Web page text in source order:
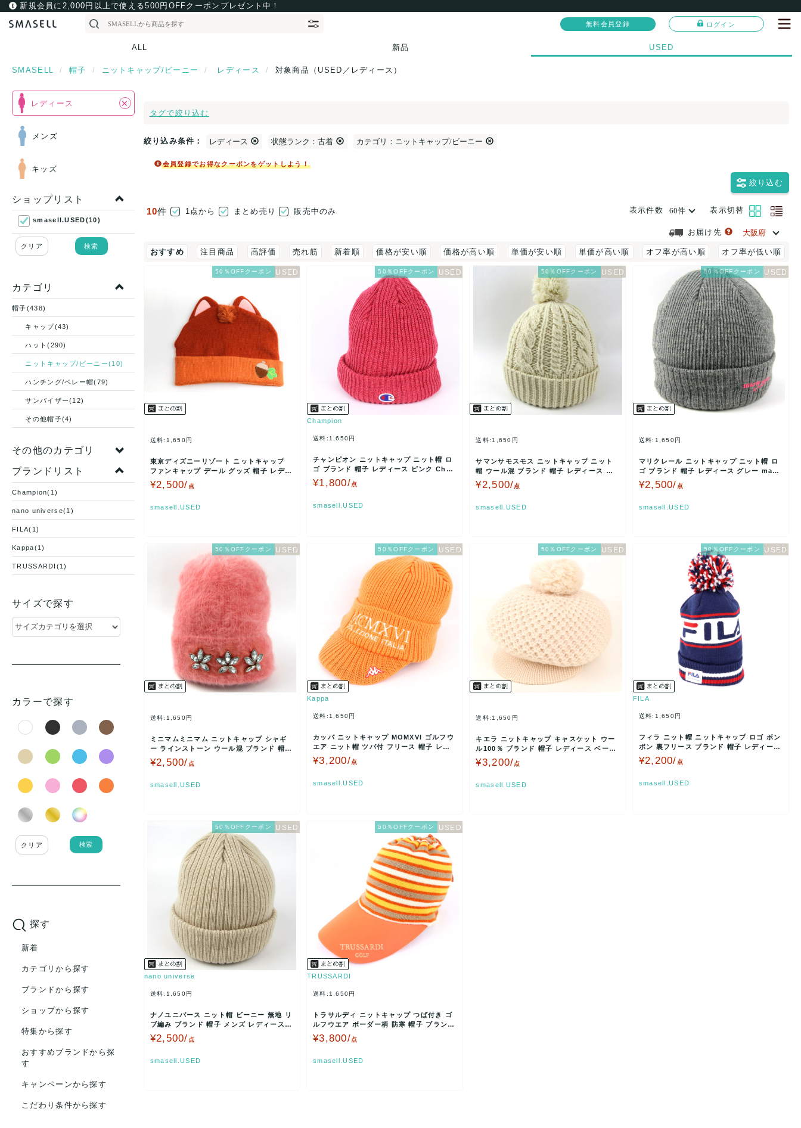
新規会員に2,000円以上で使える500円OFFクーポンプレゼント中！
無料会員登録 ログイン
ALL 新品 USED
SMASELL 帽子 ニットキャップ/ビーニー レディース 対象商品（USED／レディース）
レディース ×
メンズ
キッズ
ショップリスト
smasell.USED(10)
クリア 検索
カテゴリ
帽子(438)
キャップ(43)
ハット(290)
ニットキャップ/ビーニー(10)
ハンチング/ベレー帽(79)
サンバイザー(12)
その他帽子(4)
その他のカテゴリ
ブランドリスト
Champion(1)
nano universe(1)
FILA(1)
Kappa(1)
TRUSSARDI(1)
サイズで探す
カラーで探す
クリア 検索
探す
新着
カテゴリから探す
ブランドから探す
ショップから探す
特集から探す
おすすめブランドから探
す
キャンペーンから探す
こだわり条件から探す
タグで絞り込む
絞り込み条件： レディース 状態ランク：古着 カテゴリ：ニットキャップ/ビーニー
会員登録でお得なクーポンをゲットしよう！
絞り込む
10件 1点から まとめ売り 販売中のみ 表示件数 表示切替
お届け先
おすすめ 注目商品 高評価 売れ筋 新着順 価格が安い順 価格が高い順 単価が安い順 単価が高い順 オフ率が高い順 オフ率が低い順
50％OFFクーポン
送料:1,650円
東京ディズニーリゾート ニットキャップ
ファンキャップ デール グッズ 帽子 レディ
ース 58サイズ…
¥2,500/ 点
smasell.USED
50％OFFクーポン
Champion
送料:1,650円
チャンピオン ニットキャップ ニット帽 ロ
ゴ ブランド 帽子 レディース ピンク Cha
mpion …
¥1,800/点
smasell.USED
50％OFFクーポン
送料:1,650円
サマンサモスモス ニットキャップ ニット
帽 ウール混 ブランド 帽子 レディース ア
イボリー SM2…
¥2,500/点
smasell.USED
50％OFFクーポン
送料:1,650円
マリクレール ニットキャップ ニット帽 ロ
ゴ ブランド 帽子 レディース グレー mari
clair…
¥2,500/ 点
smasell.USED
50％OFFクーポン
送料:1,650円
ミニマムミニマム ニットキャップ シャギ
ー ラインストーン ウール混 ブランド 帽子
レディース ピ…
¥2,500/ 点
smasell.USED
50％OFFクーポン
Kappa
送料:1,650円
カッパ ニットキャップ MOMXVI ゴルフウ
エア ニット帽 ツバ付 フリース 帽子 レデ
ィース フ…
¥3,200/点
smasell.USED
50％OFFクーポン
送料:1,650円
キエラ ニットキャップ キャスケット ウー
ル100％ ブランド 帽子 レディース ベージ
ュ Qui …
¥3,200/点
smasell.USED
50％OFFクーポン
FILA
送料:1,650円
フィラ ニット帽 ニットキャップ ロゴ ボン
ボン 裏フリース ブランド 帽子 レディース
ネイビー …
¥2,200/ 点
smasell.USED
50％OFFクーポン
nano universe
送料:1,650円
ナノユニバース ニット帽 ビーニー 無地 リ
ブ編み ブランド 帽子 メンズ レディース 5
7-59c…
¥2,500/ 点
smasell.USED
50％OFFクーポン
TRUSSARDI
送料:1,650円
トラサルディ ニットキャップ つば付き ゴ
ルフウエア ボーダー柄 防寒 帽子 ブランド
レディース …
¥3,800/点
smasell.USED